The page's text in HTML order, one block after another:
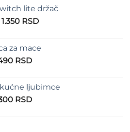
lite držač
1.350 RSDRaspon
1.250 RSD
za mace
RSDRaspon
390 RSD
do
kućne ljubimce
RSDRaspon